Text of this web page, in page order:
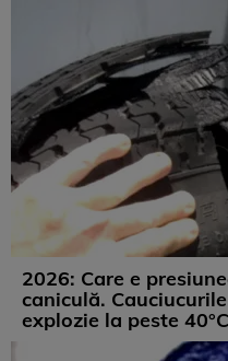
2026: Care e
caniculă.
explozie la peste